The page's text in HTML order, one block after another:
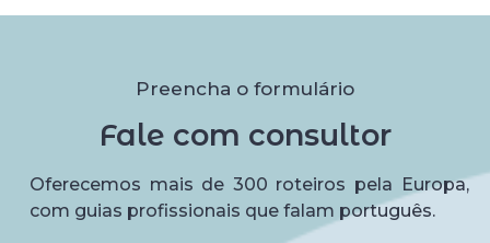
Preencha o formulário
Fale com consultor
Oferecemos mais de 300 roteiros pela Europa,
com guias profissionais que falam português.